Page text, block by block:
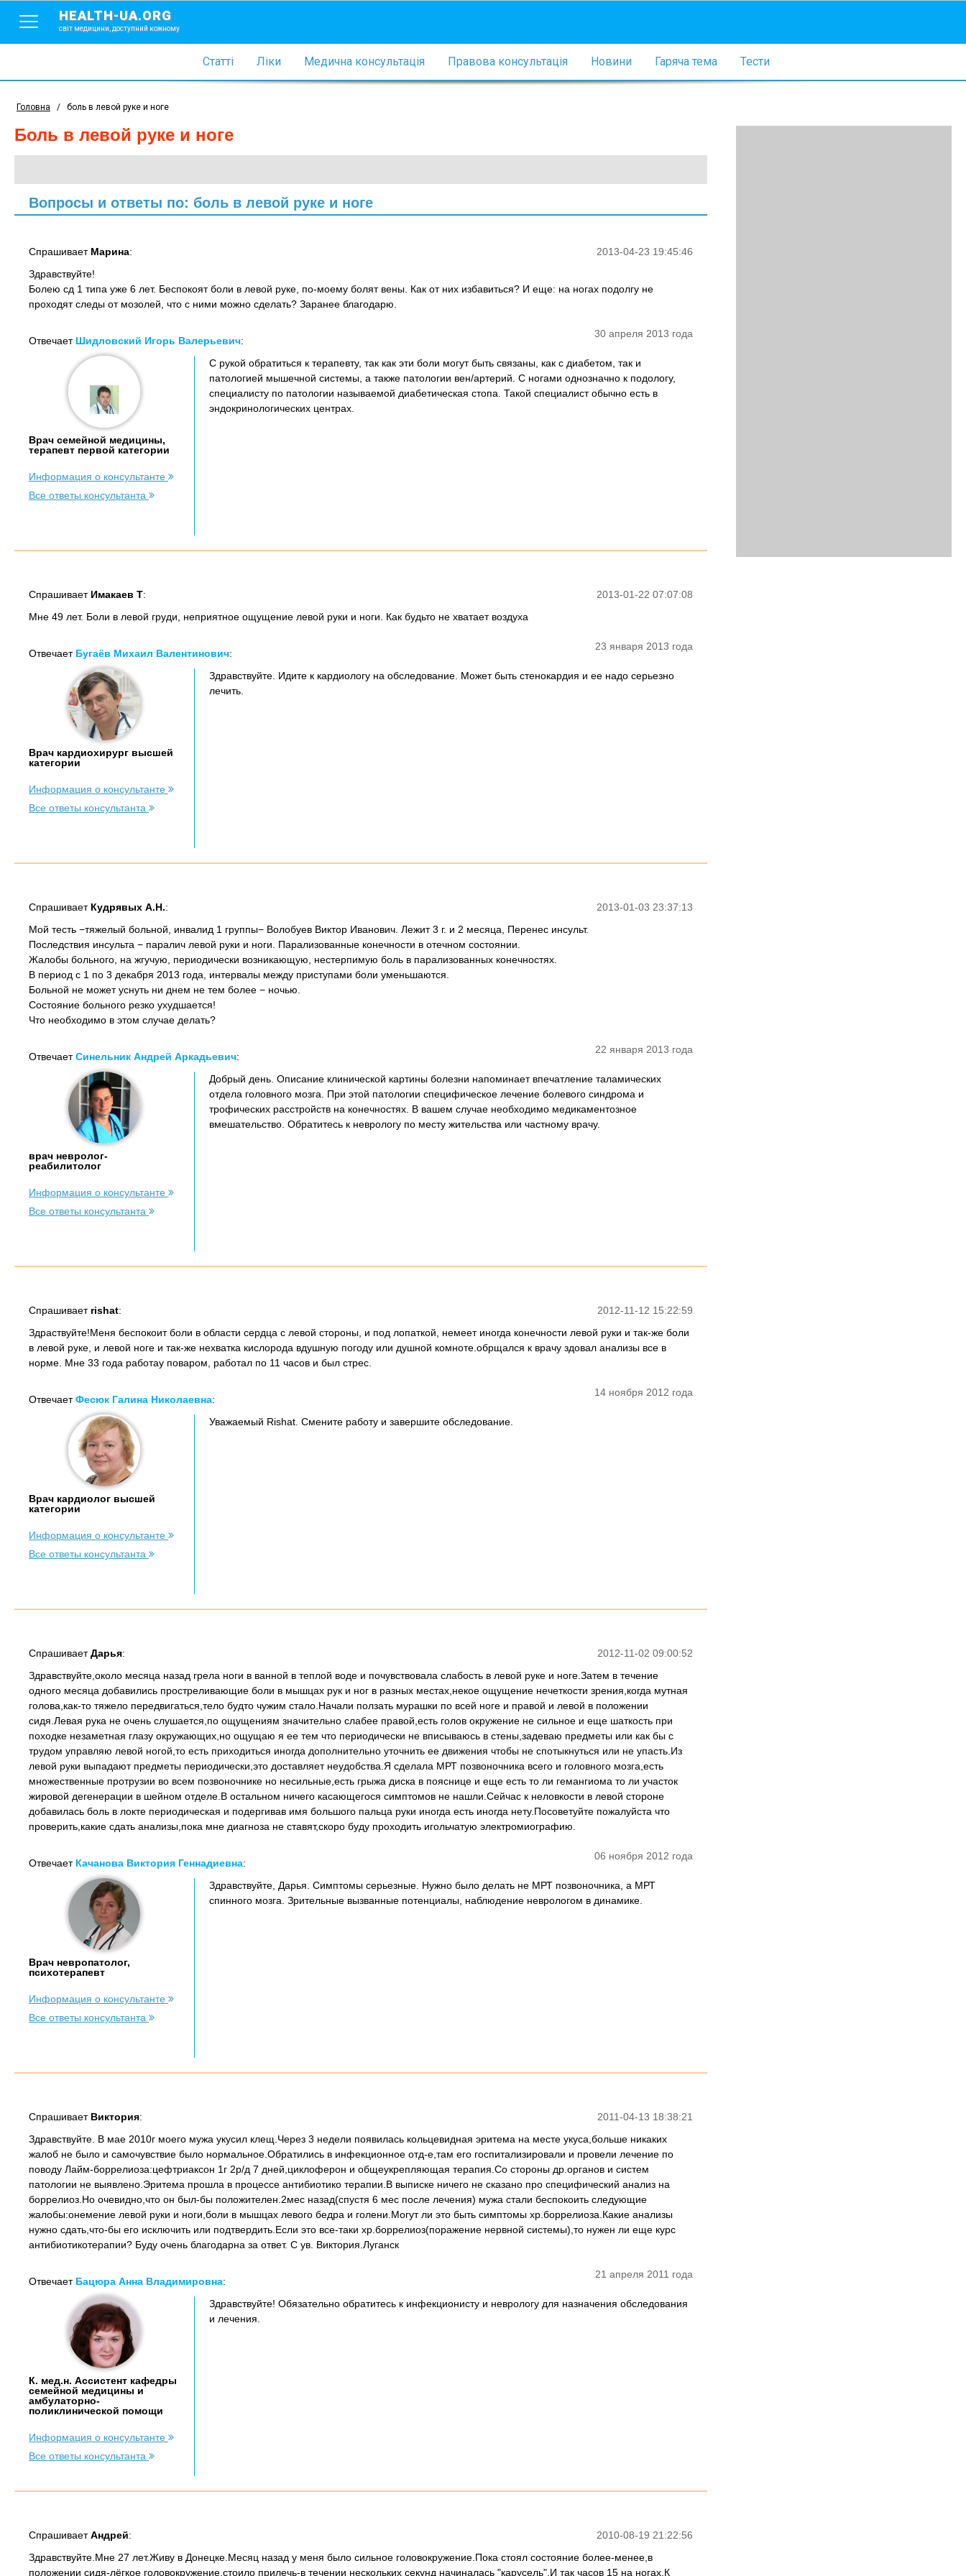
HEALTH-UA.ORG
світ медицини, доступний кожному
Статті Ліки Медична консультація Правова консультація Новини Гаряча тема Тести
Головна / боль в левой руке и ноге
боль в левой руке и ноге
Вопросы и ответы по: боль в левой руке и ноге
2013-04-23 19:45:46
Спрашивает Марина:
Здравствуйте!
Болею сд 1 типа уже 6 лет. Беспокоят боли в левой руке, по-моему болят вены. Как от них избавиться? И еще: на ногах подолгу не
проходят следы от мозолей, что с ними можно сделать? Заранее благодарю.
30 апреля 2013 года
Отвечает Шидловский Игорь Валерьевич:
Врач семейной медицины,
терапевт первой категории
Информация о консультанте
Все ответы консультанта
С рукой обратиться к терапевту, так как эти боли могут быть связаны, как с диабетом, так и
патологией мышечной системы, а также патологии вен/артерий. С ногами однозначно к подологу,
специалисту по патологии называемой диабетическая стопа. Такой специалист обычно есть в
эндокринологических центрах.
2013-01-22 07:07:08
Спрашивает Имакаев Т:
Мне 49 лет. Боли в левой груди, неприятное ощущение левой руки и ноги. Как будьто не хватает воздуха
23 января 2013 года
Отвечает Бугаёв Михаил Валентинович:
Врач кардиохирург высшей
категории
Информация о консультанте
Все ответы консультанта
Здравствуйте. Идите к кардиологу на обследование. Может быть стенокардия и ее надо серьезно
лечить.
2013-01-03 23:37:13
Спрашивает Кудрявых А.Н.:
Мой тесть −тяжелый больной, инвалид 1 группы− Волобуев Виктор Иванович. Лежит 3 г. и 2 месяца, Перенес инсульт.
Последствия инсульта − паралич левой руки и ноги. Парализованные конечности в отечном состоянии.
Жалобы больного, на жгучую, периодически возникающую, нестерпимую боль в парализованных конечностях.
В период с 1 по 3 декабря 2013 года, интервалы между приступами боли уменьшаются.
Больной не может уснуть ни днем не тем более − ночью.
Состояние больного резко ухудшается!
Что необходимо в этом случае делать?
22 января 2013 года
ОтвечаетСинельник Андрей Аркадьевич:
врач невролог-
реабилитолог
Информация о консультанте
Все ответы консультанта
Добрый день. Описание клинической картины болезни напоминает впечатление таламических
отдела головного мозга. При этой патологии специфическое лечение болевого синдрома и
трофических расстройств на конечностях. В вашем случае необходимо медикаментозное
вмешательство. Обратитесь к неврологу по месту жительства или частному врачу.
2012-11-12 15:22:59
Спрашивает rishat:
Здраствуйте!Меня беспокоит боли в области сердца с левой стороны, и под лопаткой, немеет иногда конечности левой руки и так-же боли
в левой руке, и левой ноге и так-же нехватка кислорода вдушную погоду или душной комноте.обрщался к врачу здовал анализы все в
норме. Мне 33 года работау поваром, работал по 11 часов и был стрес.
14 ноября 2012 года
ОтвечаетФесюк Галина Николаевна:
Врач кардиолог высшей
категории
Информация о консультанте
Все ответы консультанта
Уважаемый Rishat. Смените работу и завершите обследование.
2012-11-02 09:00:52
СпрашиваетДарья:
Здравствуйте,около месяца назад грела ноги в ванной в теплой воде и почувствовала слабость в левой руке и ноге.Затем в течение
одного месяца добавились простреливающие боли в мышцах рук и ног в разных местах,некое ощущение нечеткости зрения,когда мутная
голова,как-то тяжело передвигаться,тело будто чужим стало.Начали ползать мурашки по всей ноге и правой и левой в положении
сидя.Левая рука не очень слушается,по ощущениям значительно слабее правой,есть голов окружение не сильное и еще шаткость при
походке незаметная глазу окружающих,но ощущаю я ее тем что периодически не вписываюсь в стены,задеваю предметы или как бы с
трудом управляю левой ногой,то есть приходиться иногда дополнительно уточнить ее движения чтобы не спотыкнуться или не упасть.Из
левой руки выпадают предметы периодически,это доставляет неудобства.Я сделала МРТ позвоночника всего и головного мозга,есть
множественные протрузии во всем позвоночнике но несильные,есть грыжа диска в пояснице и еще есть то ли гемангиома то ли участок
жировой дегенерации в шейном отделе.В остальном ничего касающегося симптомов не нашли.Сейчас к неловкости в левой стороне
добавилась боль в локте периодическая и подергивав имя большого пальца руки иногда есть иногда нету.Посоветуйте пожалуйста что
проверить,какие сдать анализы,пока мне диагноза не ставят,скоро буду проходить игольчатую электромиографию.
06 ноября 2012 года
Отвечает Качанова Виктория Геннадиевна:
Врач невропатолог,
психотерапевт
Информация о консультанте
Все ответы консультанта
Здравствуйте, Дарья. Симптомы серьезные. Нужно было делать не МРТ позвоночника, а МРТ
спинного мозга. Зрительные вызванные потенциалы, наблюдение неврологом в динамике.
2011-04-13 18:38:21
Спрашивает Виктория:
Здравствуйте. В мае 2010г моего мужа укусил клещ.Через 3 недели появилась кольцевидная эритема на месте укуса,больше никаких
жалоб не было и самочувствие было нормальное.Обратились в инфекционное отд-е,там его госпитализировали и провели лечение по
поводу Лайм-боррелиоза:цефтриаксон 1г 2р/д 7 дней,циклоферон и общеукрепляющая терапия.Со стороны др.органов и систем
патологии не выявлено.Эритема прошла в процессе антибиотико терапии.В выписке ничего не сказано про специфический анализ на
боррелиоз.Но очевидно,что он был-бы положителен.2мес назад(спустя 6 мес после лечения) мужа стали беспокоить следующие
жалобы:онемение левой руки и ноги,боли в мышцах левого бедра и голени.Могут ли это быть симптомы хр.боррелиоза.Какие анализы
нужно сдать,что-бы его исключить или подтвердить.Если это все-таки хр.боррелиоз(поражение нервной системы),то нужен ли еще курс
антибиотикотерапии? Буду очень благодарна за ответ. С ув. Виктория.Луганск
21 апреля 2011 года
Отвечает Бацюра Анна Владимировна:
К. мед.н. Ассистент кафедры
семейной медицины и
амбулаторно-
поликлинической помощи
Информация о консультанте
Все ответы консультанта
Здравствуйте! Обязательно обратитесь к инфекционисту и неврологу для назначения обследования
и лечения.
2010-08-19 21:22:56
СпрашиваетАндрей:
Здравствуйте.Мне 27 лет.Живу в Донецке.Месяц назад у меня было сильное головокружение.Пока стоял состояние более-менее,в
положении сидя-лёгкое головокружение,стоило прилечь-в течении нескольких секунд начиналась "карусель".И так часов 15 на ногах.К